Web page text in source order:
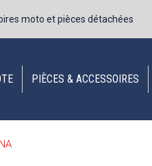
moto et pièces détachées
PIÈCES & ACCESSOIRES